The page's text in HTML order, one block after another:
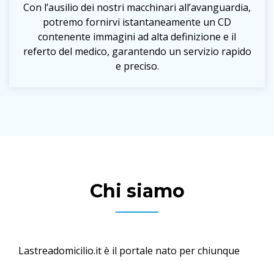
Con l’ausilio dei nostri macchinari all’avanguardia,
potremo fornirvi istantaneamente un CD
contenente immagini ad alta definizione e il
referto del medico, garantendo un servizio rapido
e preciso.
Chi siamo
Lastreadomicilio.it è il portale nato per chiunque